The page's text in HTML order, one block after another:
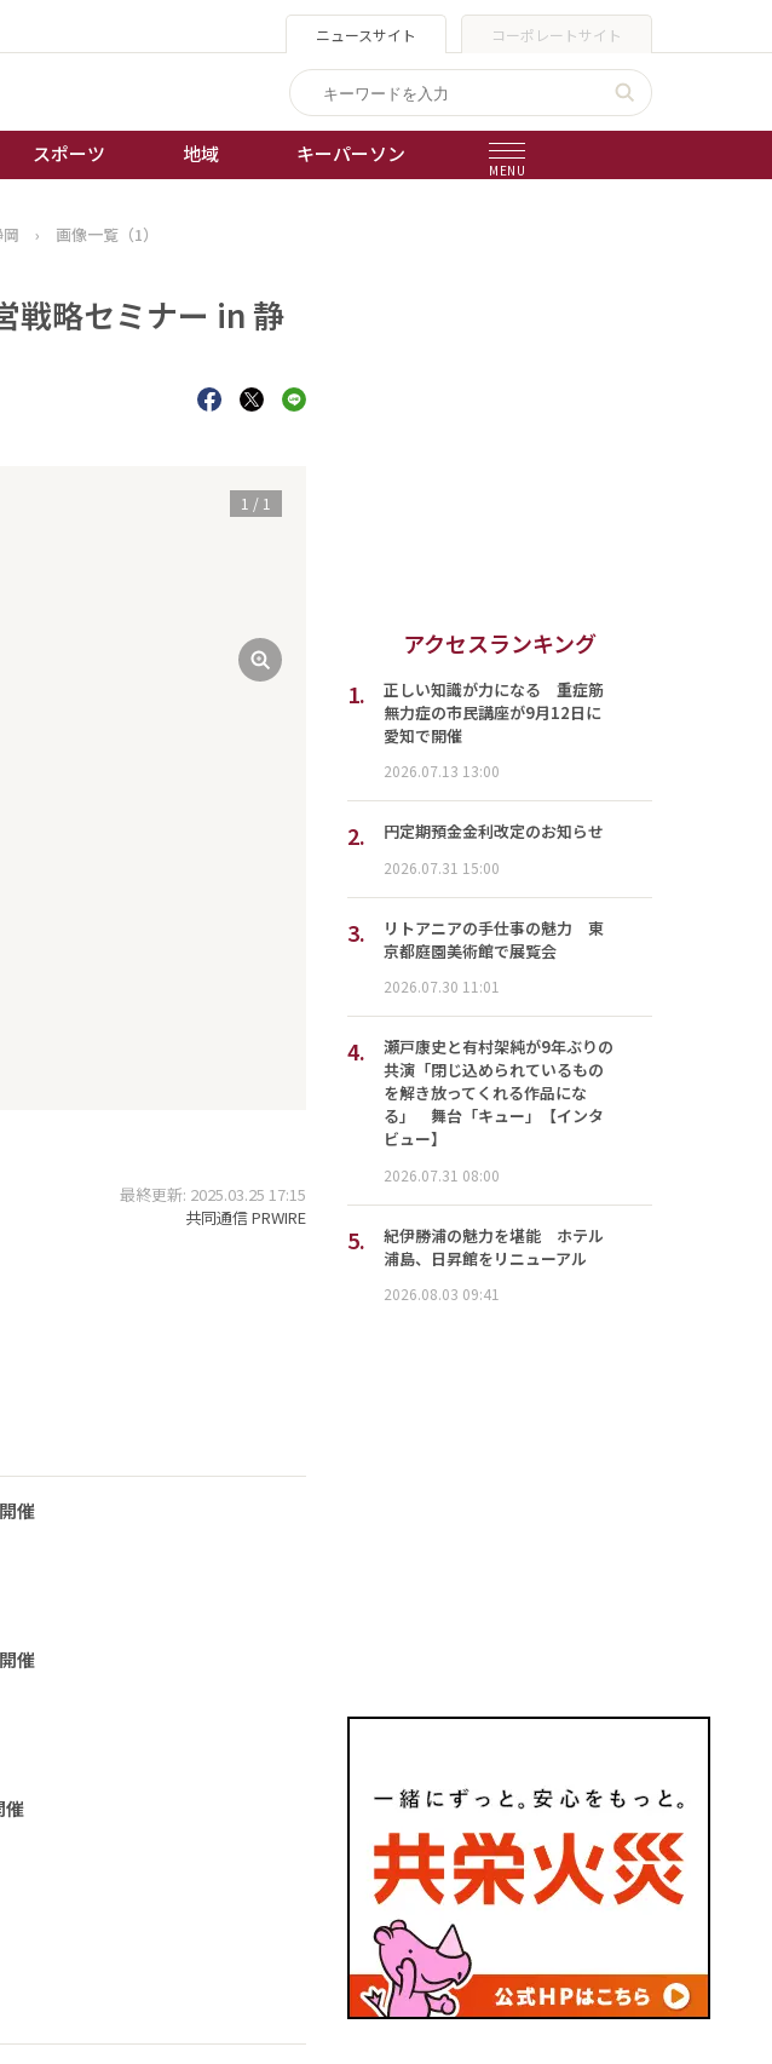
ニュースサイト コーポレートサイト
スポーツ 地域 キーパーソン
MENU
誰もが輝いて働く社会へ
オートレース
› 画像一覧（1）
戦略セミナー in 静
1 / 1
最終更新: 2025.03.25 17:15
共同通信 PRWIRE
催
催
催
アクセスランキング
1.
正しい知識が力になる 重症筋
無力症の市民講座が9月12日に
愛知で開催
2026.07.13 13:00
2. 円定期預金金利改定のお知らせ
2026.07.31 15:00
3.
リトアニアの手仕事の魅力 東
京都庭園美術館で展覧会
2026.07.30 11:01
4.
瀬戸康史と有村架純が9年ぶりの
共演「閉じ込められているもの
を解き放ってくれる作品にな
る」 舞台「キュー」【インタ
ビュー】
2026.07.31 08:00
5.
紀伊勝浦の魅力を堪能 ホテル
浦島、日昇館をリニューアル
2026.08.03 09:41